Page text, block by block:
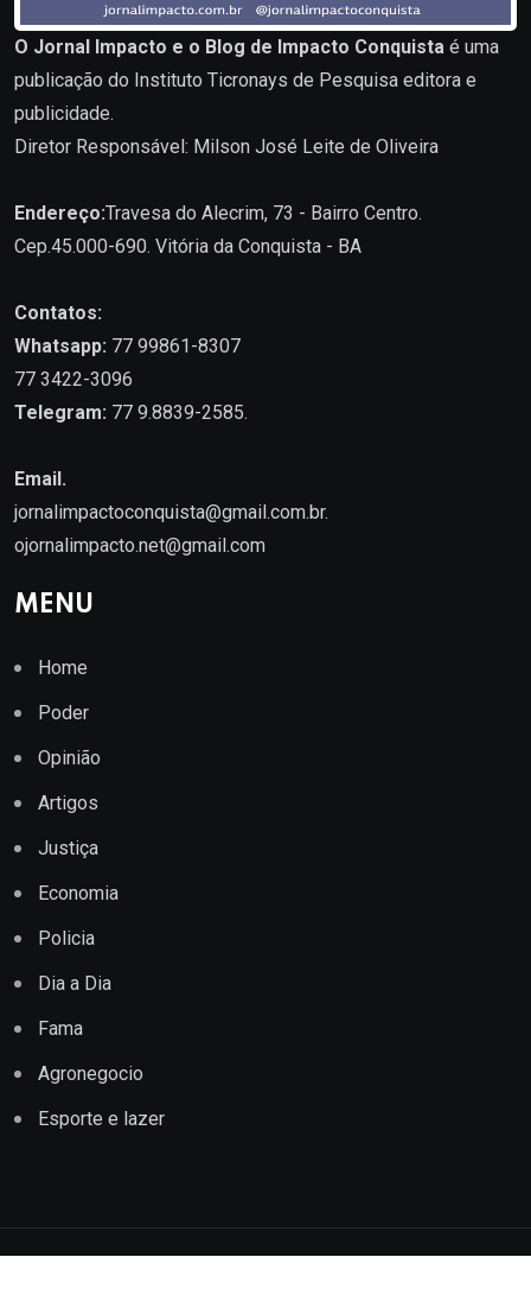
O Jornal Impacto e o Blog de Impacto Conquista é uma
publicação do Instituto Ticronays de Pesquisa editora e
publicidade.
Diretor Responsável: Milson José Leite de Oliveira
Endereço:Travesa do Alecrim, 73 - Bairro Centro.
Cep.45.000-690. Vitória da Conquista - BA
Contatos:
Whatsapp: 77 99861-8307
77 3422-3096
Telegram: 77 9.8839-2585.
Email.
jornalimpactoconquista@gmail.com.br.
ojornalimpacto.net@gmail.com
MENU
Home
Poder
Opinião
Artigos
Justiça
Economia
Policia
Dia a Dia
Fama
Agronegocio
Esporte e lazer